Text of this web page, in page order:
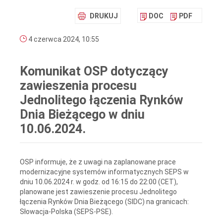
DRUKUJ DOC PDF
4 czerwca 2024, 10:55
Komunikat OSP dotyczący
zawieszenia procesu
Jednolitego łączenia Rynków
Dnia Bieżącego w dniu
10.06.2024.
OSP informuje, że z uwagi na zaplanowane prace
modernizacyjne systemów informatycznych SEPS w
dniu 10.06.2024 r. w godz. od 16:15 do 22:00 (CET),
planowane jest zawieszenie procesu Jednolitego
łączenia Rynków Dnia Bieżącego (SIDC) na granicach:
Słowacja-Polska (SEPS-PSE).